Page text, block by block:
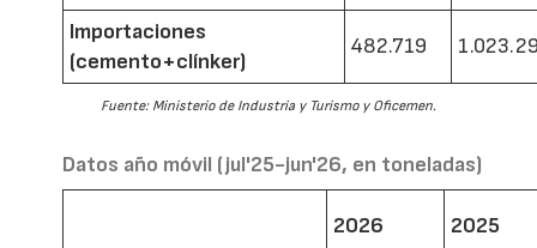
Importaciones
(cemento+clínker)
482.719
Fuente: Ministerio de Industria y Turismo y Oficemen.
Datos año móvil (jul'25-jun'26, en toneladas)
2026 2025